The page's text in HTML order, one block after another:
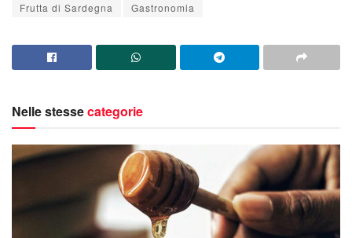
Frutta di Sardegna
Gastronomia
Nelle stessecategorie